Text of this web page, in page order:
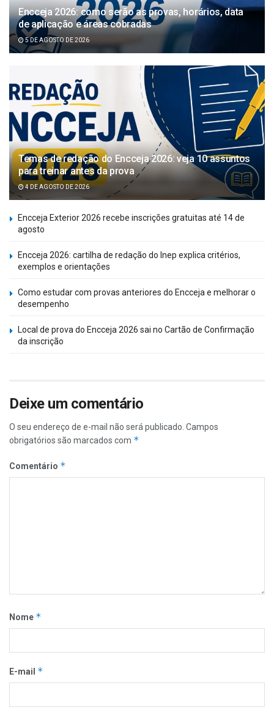
Encceja 2026: como serão as provas, horários, data
de aplicação e áreas cobradas
5 DE AGOSTO DE 2026
Temas de redação do Encceja 2026: veja 10 assuntos
para treinar antes da prova
4 DE AGOSTO DE 2026
Encceja Exterior 2026 recebe inscrições gratuitas até 14 de
agosto
Encceja 2026: cartilha de redação do Inep explica critérios,
exemplos e orientações
Como estudar com provas anteriores do Encceja e melhorar o
desempenho
Local de prova do Encceja 2026 sai no Cartão de Confirmação
da inscrição
Deixe um comentário
O seu endereço de e-mail não será publicado. Campos
obrigatórios são marcados com *
Comentário *
Nome *
E-mail *